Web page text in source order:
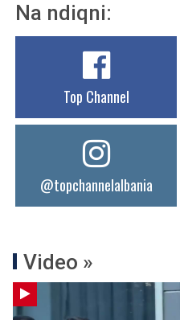
Na ndiqni:
Top Channel
@topchannelalbania
Video »